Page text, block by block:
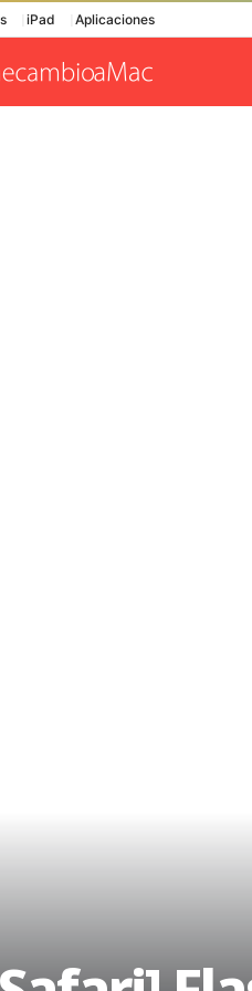
iPad Aplicaciones